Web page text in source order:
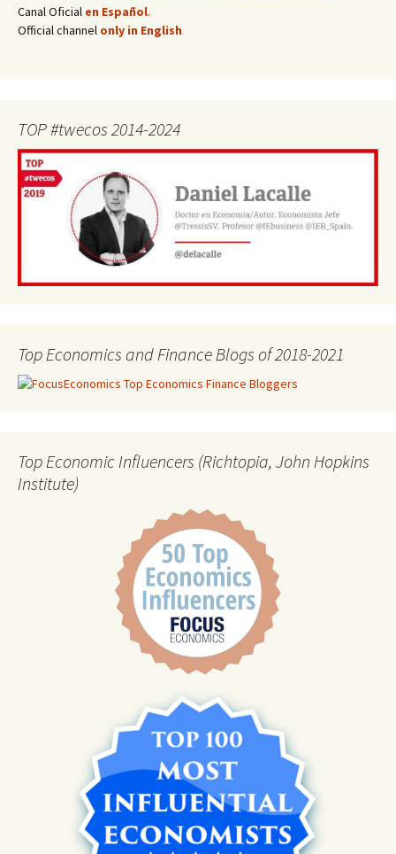
Canal Oficial en Español.
Official channel only in English
TOP #twecos 2014-2024
Top Economics and Finance Blogs of 2018-2021
Top Economic Influencers (Richtopia, John Hopkins
Institute)